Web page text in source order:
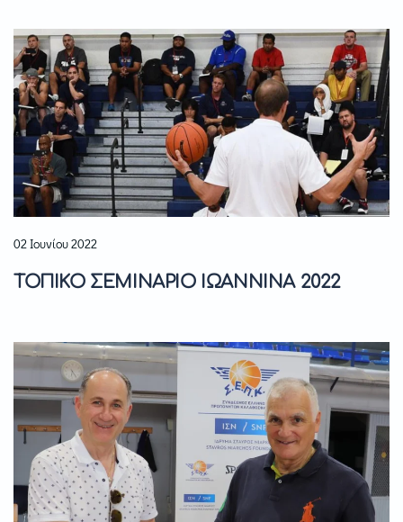
02 Ιουνίου 2022
ΤΟΠΙΚΟ ΣΕΜΙΝΑΡΙΟ ΙΩΑΝΝΙΝΑ 2022